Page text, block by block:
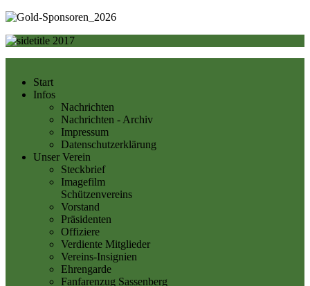
Start
Infos
Nachrichten
Nachrichten - Archiv
Impressum
Datenschutzerklärung
Unser Verein
Steckbrief
Imagefilm
Schützenvereins
Vorstand
Präsidenten
Offiziere
Verdiente Mitglieder
Vereins-Insignien
Ehrengarde
Fanfarenzug Sassenberg